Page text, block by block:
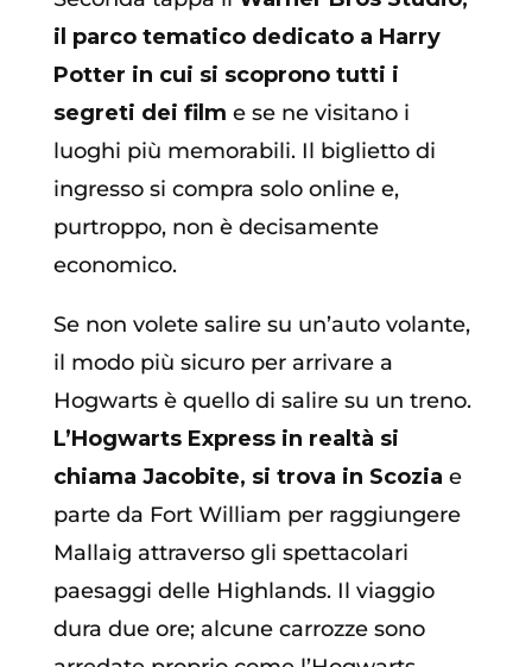
il parco tematico dedicato a Harry
Potter in cui si scoprono tutti i
segreti dei film e se ne visitano i
luoghi più memorabili. Il biglietto di
ingresso si compra solo online e,
purtroppo, non è decisamente
economico.
Se non volete salire su un’auto volante,
il modo più sicuro per arrivare a
Hogwarts è quello di salire su un treno.
L’Hogwarts Express in realtà si
chiama Jacobite, si trova in Scozia e
parte da Fort William per raggiungere
Mallaig attraverso gli spettacolari
paesaggi delle Highlands. Il viaggio
dura due ore; alcune carrozze sono